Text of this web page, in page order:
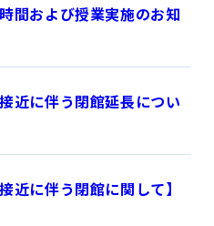
間および授業実施のお知
近に伴う閉館延長につい
近に伴う閉館に関して】